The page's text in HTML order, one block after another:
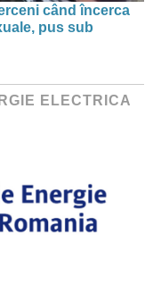
când încerca
pus sub
ELECTRICA